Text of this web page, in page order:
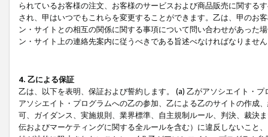
られているお客様の注文、お客様のサービスおよび商品販売に関する
され、甲はいつでもこれらを変更することができます。乙は、甲のお
ン・サイトとの相互の関係に関する事項について問い合わせがあった
ン・サイト上の連絡先案内に従うべきである旨述べなければなりませ
4. 乙による保証
乙は、以下を表明、保証および誓約します。 (a) 乙がアソシエイト・
アソシエイト・プログラムへの乙の参加、乙による乙のサイトの作成
可、ガイダンス、実施規則、業界標準、自主規制ルール、判決、裁決
伝およびマーケティングに関する全ルールを含む）に違反しないこと